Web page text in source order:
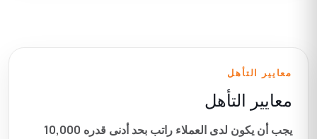
معايير التأهل
معايير التأهل
يجب أن يكون لدى العملاء راتب بحد أدنى قدره 10,000